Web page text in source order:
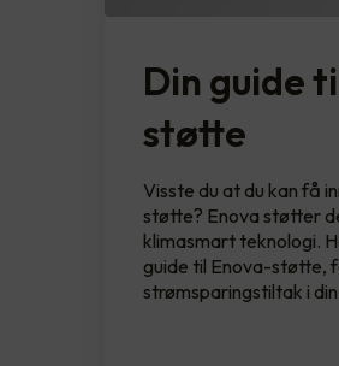
Din guide
støtte
Visste du at du kan få
støtte? Enova støtter
klimasmart teknologi.
guide til Enova-støtte,
strømsparingstiltak i